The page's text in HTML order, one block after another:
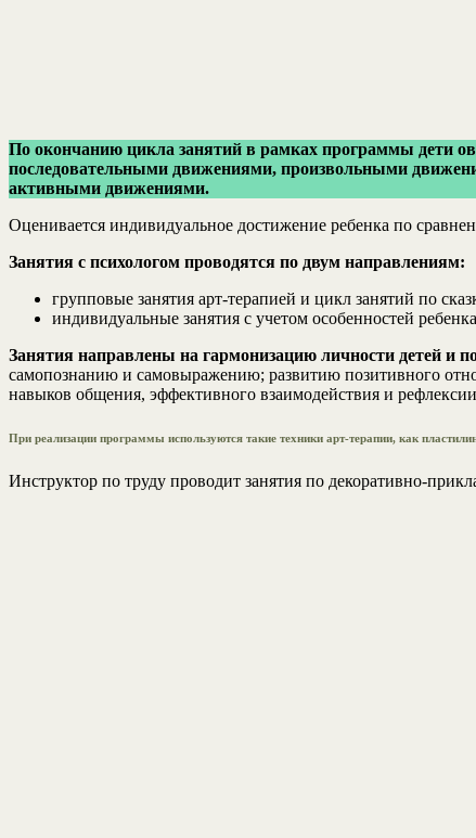
По окончанию цикла занятий в рамках программы дети
последовательными движениями, произвольными
активными движениями.
Оценивается индивидуальное достижение ребенка по
Занятия с психологом проводятся по двум направлениям:
групповые занятия арт-терапией и цикл занятий по
индивидуальные занятия с учетом особенностей
Занятия направлены на гармонизацию личности детей и
самопознанию и самовыражению; развитию позитивного
навыков общения, эффективного взаимодействия и
При реализации программы используются такие техники арт-терапии, как
Инструктор по труду проводит занятия по декоративно-